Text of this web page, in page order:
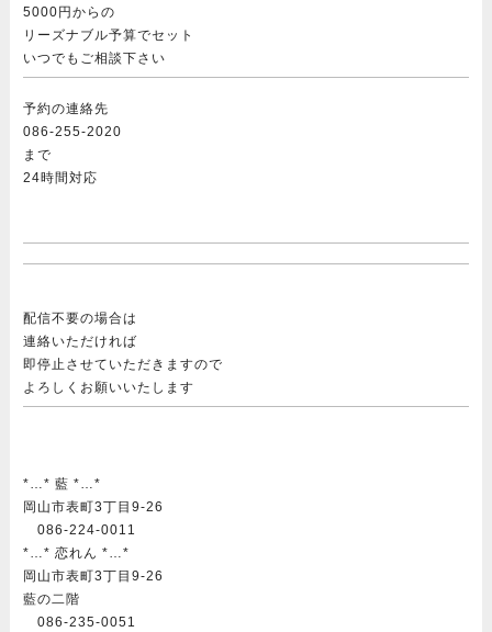
5000円からの
リーズナブル予算でセット
いつでもご相談下さい
予約の連絡先
086-255-2020
まで
24時間対応
配信不要の場合は
連絡いただければ
即停止させていただきますので
よろしくお願いいたします
*…* 藍 *…*
岡山市表町3丁目9-26
086-224-0011
*…* 恋れん *…*
岡山市表町3丁目9-26
藍の二階
086-235-0051